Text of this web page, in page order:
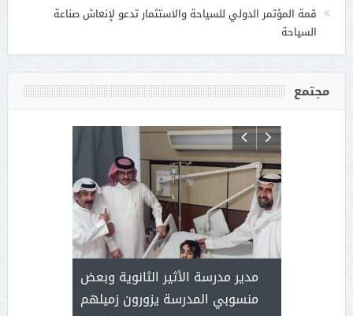
قمة المؤتمر الدولي للسياحة والاستثمار تدعو لإنعاش صناعة
السياحة
مجتمع
( محمد
مدير مدرسة الأثير الثانوية وبعض
منسوبي المدرسة يزورون زميلهم
) .. ميراث